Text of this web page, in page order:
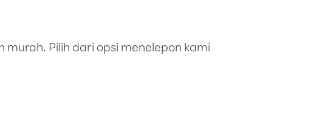
Pilih dari opsi menelepon kami